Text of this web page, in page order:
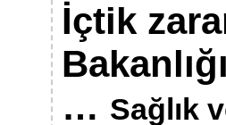
İçtik
… Sağlık